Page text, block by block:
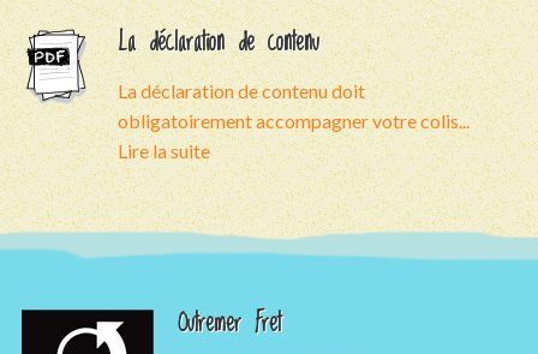
La déclaration de contenu
La déclaration de contenu doit
obligatoirement accompagner votre colis...
Lire la suite
Outremer Fret